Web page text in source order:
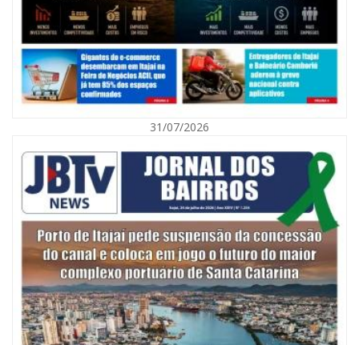
Defesa Civil de Itajaí alerta para chuva, ventos fortes e queda de
temperatura
ITAJAÍ
31/07/2026